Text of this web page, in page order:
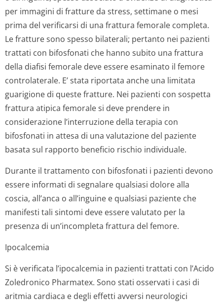
per immagini di fratture da stress, settimane o mesi
prima del verificarsi di una frattura femorale completa.
Le fratture sono spesso bilaterali; pertanto nei pazienti
trattati con bifosfonati che hanno subito una frattura
della diafisi femorale deve essere esaminato il femore
controlaterale. E’ stata riportata anche una limitata
guarigione di queste fratture. Nei pazienti con sospetta
frattura atipica femorale si deve prendere in
considerazione l’interruzione della terapia con
bifosfonati in attesa di una valutazione del paziente
basata sul rapporto beneficio rischio individuale.
Durante il trattamento con bifosfonati i pazienti devono
essere informati di segnalare qualsiasi dolore alla
coscia, all’anca o all’inguine e qualsiasi paziente che
manifesti tali sintomi deve essere valutato per la
presenza di un’incompleta frattura del femore.
Ipocalcemia
Si è verificata l’ipocalcemia in pazienti trattati con l’Acido
Zoledronico Pharmatex. Sono stati osservati i casi di
aritmia cardiaca e degli effetti avversi neurologici